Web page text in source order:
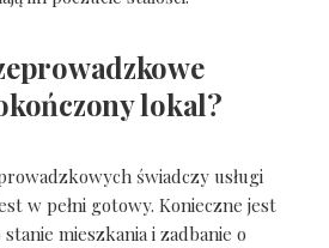
lokal?
świadczy usługi
w pełni gotowy. Konieczne jest
mieszkania i zadbanie o